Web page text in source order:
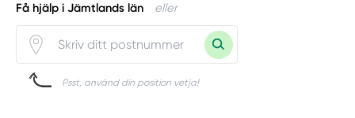
Få hjälp i Jämtlands län eller
Psst, använd din position vetja!